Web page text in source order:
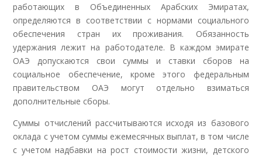
работающих в Объединенных Арабских Эмиратах,
определяются в соответствии с нормами социального
обеспечения стран их проживания. Обязанность
удержания лежит на работодателе. В каждом эмирате
ОАЭ допускаются свои суммы и ставки сборов на
социальное обеспечение, кроме этого федеральным
правительством ОАЭ могут отдельно взиматься
дополнительные сборы.
Суммы отчислений рассчитываются исходя из базового
оклада с учетом суммы ежемесячных выплат, в том числе
с учетом надбавки на рост стоимости жизни, детского